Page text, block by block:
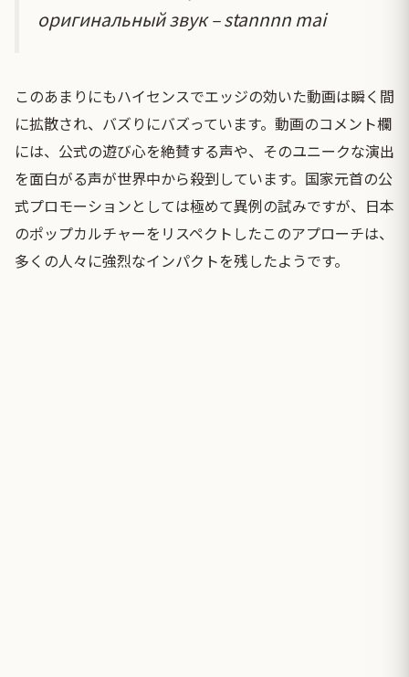
оригинальный звук – stannnn mai
このあまりにもハイセンスでエッジの効いた動画は瞬く間
に拡散され、バズりにバズっています。動画のコメント欄
には、公式の遊び心を絶賛する声や、そのユニークな演出
を面白がる声が世界中から殺到しています。国家元首の公
式プロモーションとしては極めて異例の試みですが、日本
のポップカルチャーをリスペクトしたこのアプローチは、
多くの人々に強烈なインパクトを残したようです。